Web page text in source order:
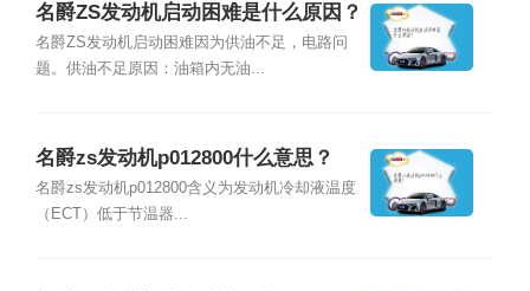
名爵ZS发动机启动困难是什么原因？
名爵ZS发动机启动困难因为供油不足，电路问
题。供油不足原因：油箱内无油...
名爵zs发动机p012800什么意思？
名爵zs发动机p012800含义为发动机冷却液温度
（ECT）低于节温器...